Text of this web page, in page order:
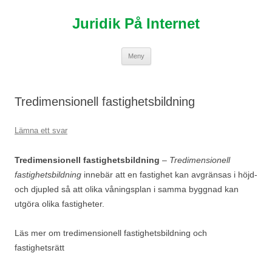
Juridik På Internet
Meny
Tredimensionell fastighetsbildning
Lämna ett svar
Tredimensionell fastighetsbildning – Tredimensionell
fastighetsbildning innebär att en fastighet kan avgränsas i höjd-
och djupled så att olika våningsplan i samma byggnad kan
utgöra olika fastigheter.
Läs mer om tredimensionell fastighetsbildning och
fastighetsrätt